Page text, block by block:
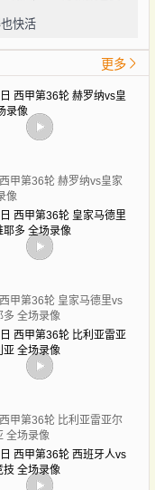
快活
更多
甲第36轮 赫罗纳vs皇家
像
甲第36轮 皇家马德里vs
多 全场录像
甲第36轮 比利亚雷亚尔
全场录像